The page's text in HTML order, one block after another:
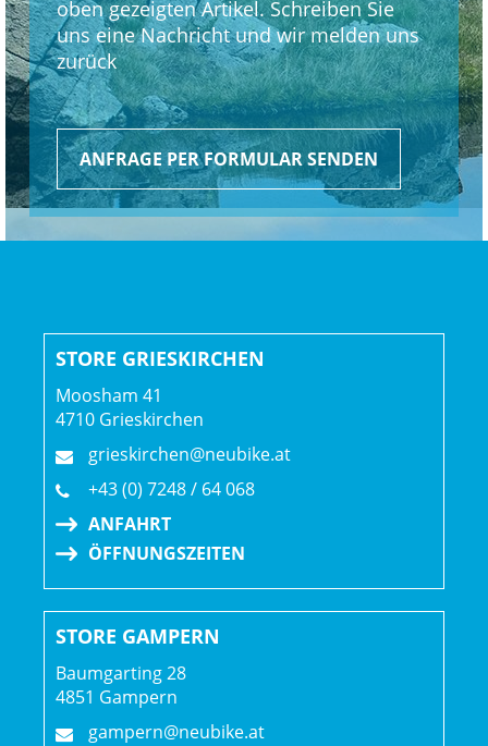
Bontrager Aeolus Pro 51, OCLV Carbon, Tubeless-Ready,
Shimano 11/12fach-Freilauf, 142 x 12 mm Steckachse
oben gezeigten Artikel. Schreiben Sie
uns eine Nachricht und wir melden uns
zurück
ANFRAGE PER FORMULAR SENDEN
STORE GRIESKIRCHEN
Moosham 41
4710 Grieskirchen
grieskirchen@neubike.at
+43 (0) 7248 / 64 068
ANFAHRT
ÖFFNUNGSZEITEN
STORE GAMPERN
Baumgarting 28
4851 Gampern
gampern@neubike.at